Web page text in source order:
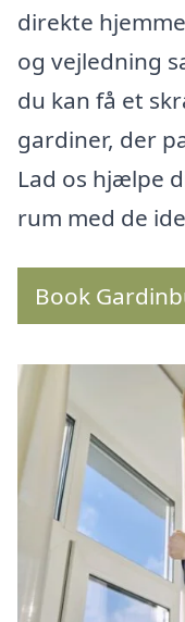
direkte
og vejledning
du kan få et
gardiner, der
Lad os hjælpe
rum med de
Book